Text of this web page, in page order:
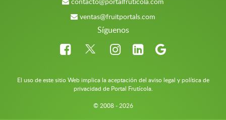
ventas@fruitportals.com
Síguenos
El uso de este sitio Web implica la aceptación del aviso legal y política de
privacidad de Portal Frutícola.
© 2008 - 2026